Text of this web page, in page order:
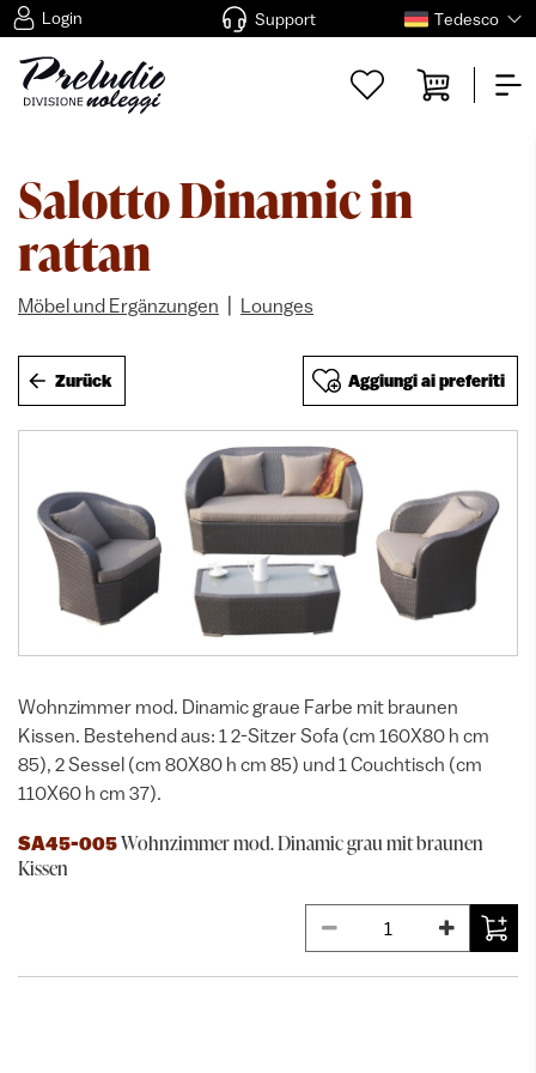
Login Support Tedesco
Salotto Dinamic in
rattan
Möbel und Ergänzungen Lounges
Zurück Aggiungi ai preferiti
Wohnzimmer mod. Dinamic graue Farbe mit braunen
Kissen. Bestehend aus: 1 2-Sitzer Sofa (cm 160X80 h cm
85), 2 Sessel (cm 80X80 h cm 85) und 1 Couchtisch (cm
110X60 h cm 37).
SA45-005Wohnzimmer mod. Dinamic grau mit braunen
Kissen